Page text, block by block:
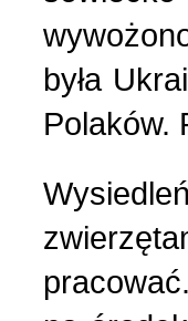
była
Polaków.